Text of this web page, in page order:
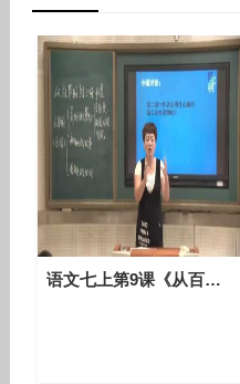
语文七上第9课《从百草园到三味书屋》课堂教学视频实录-冯爽